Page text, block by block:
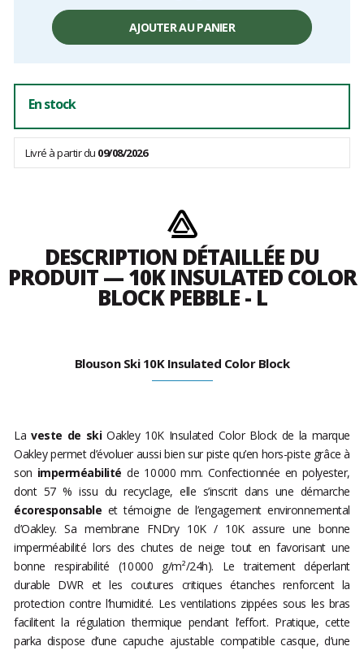
AJOUTER AU PANIER
En stock
Livré à partir du 09/08/2026
DESCRIPTION DÉTAILLÉE DU
PRODUIT — 10K INSULATED COLOR
BLOCK PEBBLE - L
Blouson Ski 10K Insulated Color Block
La veste de skiOakley 10K Insulated Color Block de la marque
Oakley permet d’évoluer aussi bien sur piste qu’en hors-piste grâce à
son imperméabilité de 10 000 mm. Confectionnée en polyester,
dont 57 % issu du recyclage, elle s’inscrit dans une démarche
écoresponsable et témoigne de l’engagement environnemental
d’Oakley. Sa membrane FNDry 10K / 10K assure une bonne
imperméabilité lors des chutes de neige tout en favorisant une
bonne respirabilité (10 000 g/m²/24h). Le traitement déperlant
durable DWR et les coutures critiques étanches renforcent la
protection contre l’humidité. Les ventilations zippées sous les bras
facilitent la régulation thermique pendant l’effort. Pratique, cette
parka dispose d’une capuche ajustable compatible casque, d’une